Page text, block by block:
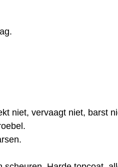
niet, vervaagt niet, barst